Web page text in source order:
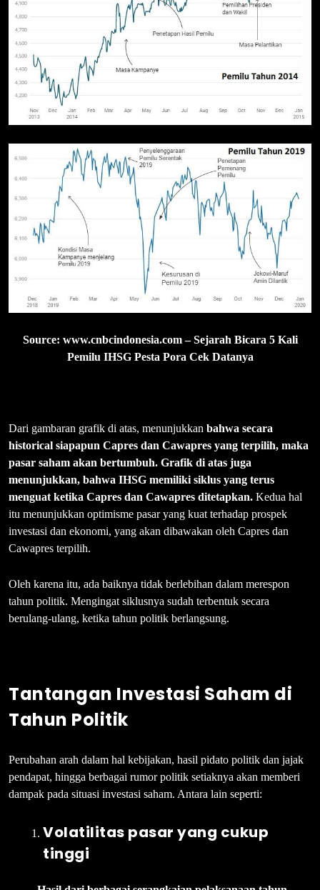
Source: www.cnbcindonesia.com – Sejarah Bicara 5 Kali
Pemilu IHSG Pesta Pora Cek Datanya
Dari gambaran grafik di atas, menunjukkan bahwa secara
historical siapapun Capres dan Cawapres yang terpilih, maka
pasar saham akan bertumbuh. Grafik di atas juga
menunjukkan, bahwa IHSG memiliki siklus yang terus
menguat ketika Capres dan Cawapres ditetapkan. Kedua hal
itu menunjukkan optimisme pasar yang kuat terhadap prospek
investasi dan ekonomi, yang akan dibawakan oleh Capres dan
Cawapres terpilih.
Oleh karena itu, ada baiknya tidak berlebihan dalam merespon
tahun politik. Mengingat siklusnya sudah terbentuk secara
berulang-ulang, ketika tahun politik berlangsung.
Tantangan Investasi Saham di
Tahun Politik
Perubahan arah dalam hal kebijakan, hasil pidato politik dan jajak
pendapat, hingga berbagai rumor politik setiaknya akan memberi
dampak pada situasi investasi saham. Antara lain seperti:
Volatilitas pasar yang cukup
tinggi